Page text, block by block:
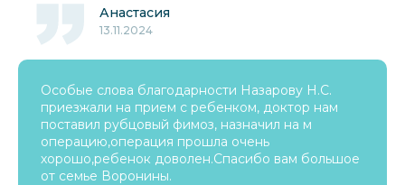
Анастасия
13.11.2024
Особые слова благодарности Назарову Н.С.
приезжали на прием с ребенком, доктор нам
поставил рубцовый фимоз, назначил на м
операцию,операция прошла очень
хорошо,ребенок доволен.Спасибо вам большое
от семье Воронины.